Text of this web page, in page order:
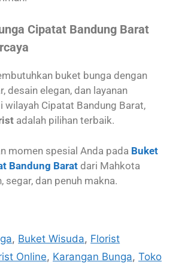
Cipatat Bandung Barat
buket bunga dengan
desain elegan, dan layanan
wilayah Cipatat Bandung Barat,
adalah pilihan terbaik.
momen spesial Anda pada Buket
Bandung Barat dari Mahkota
segar, dan penuh makna.
, Buket Wisuda, Florist
Online, Karangan Bunga, Toko